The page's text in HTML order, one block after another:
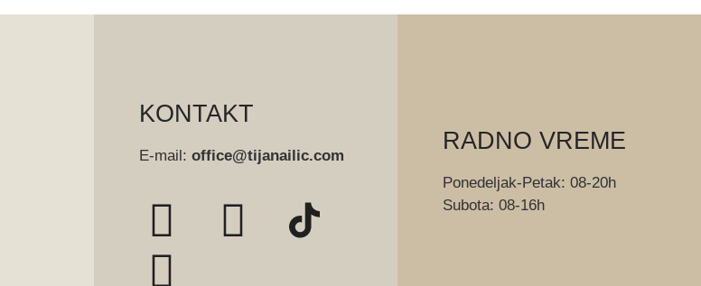
KONTAKT
E-mail: office@tijanailic.com
RADNO VREME
Ponedeljak-Petak: 08-20h
Subota: 08-16h